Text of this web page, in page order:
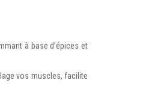
à base d’épices et
vos muscles, facilite